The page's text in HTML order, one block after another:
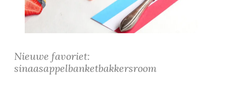
Nieuwe favoriet:
sinaasappelbanketbakkersroom